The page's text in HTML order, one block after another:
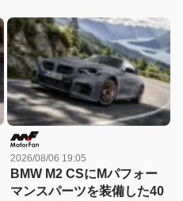
2026/08/06 19:05
BMW M2 CSにMパフォー
マンスパーツを装備した40